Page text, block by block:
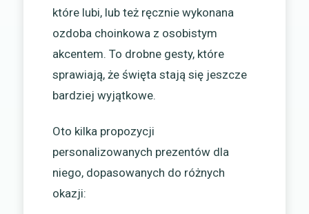
które lubi, lub też ręcznie wykonana
ozdoba choinkowa z osobistym
akcentem. To drobne gesty, które
sprawiają, że święta stają się jeszcze
bardziej wyjątkowe.
Oto kilka propozycji
personalizowanych prezentów dla
niego, dopasowanych do różnych
okazji: